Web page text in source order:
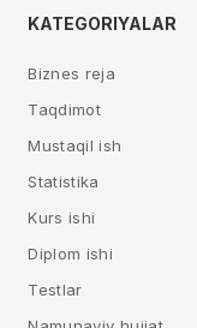
KATEGORIYALAR
Biznes reja
Taqdimot
Mustaqil ish
Statistika
Kurs ishi
Diplom ishi
Testlar